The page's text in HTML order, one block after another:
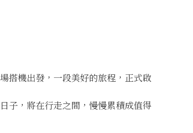
搭機出發，一段美好的旅程，正式啟
子，將在行走之間，慢慢累積成值得